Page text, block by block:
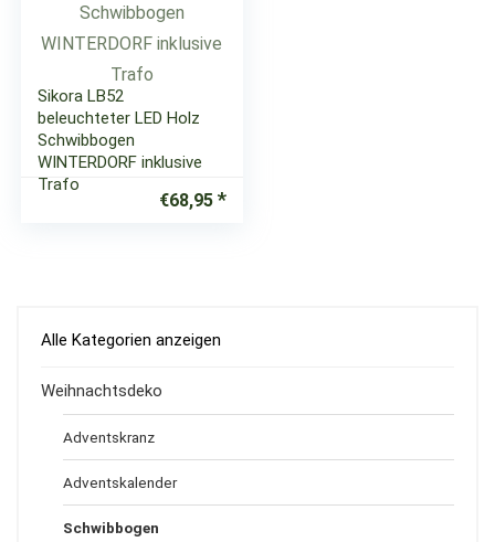
Sikora LB52
beleuchteter LED Holz
Schwibbogen
WINTERDORF inklusive
Trafo
€68,95
Alle Kategorien anzeigen
Weihnachtsdeko
Adventskranz
Adventskalender
Schwibbogen